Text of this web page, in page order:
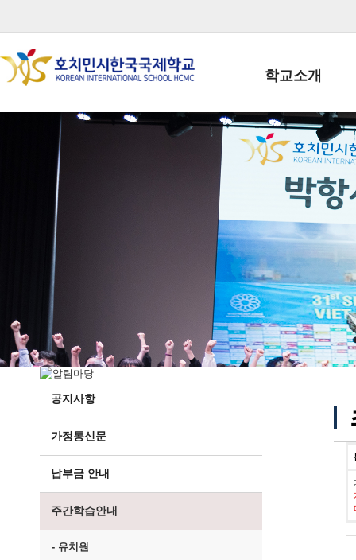
학교소개
학교장인사말
학생회장인사말
학교상징
학교 CI
교직원현황
학생현황
위치/전화
전경사진
공지사항
가정통신문
납부금 안내
주간학습안내
- 유치원